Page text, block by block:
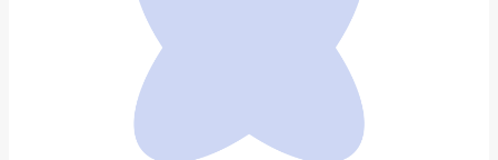
Акриловый столик Acrylictable